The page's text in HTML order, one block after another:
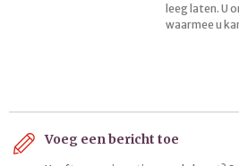
leeg laten. U
waarmee u
Voeg een bericht toe